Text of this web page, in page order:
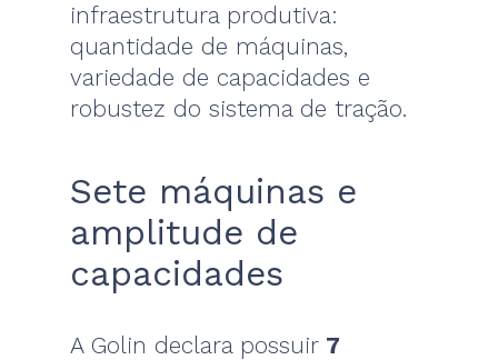
infraestrutura produtiva:
quantidade de máquinas,
variedade de capacidades e
robustez do sistema de tração.
Sete máquinas e
amplitude de
capacidades
A Golin declara possuir 7